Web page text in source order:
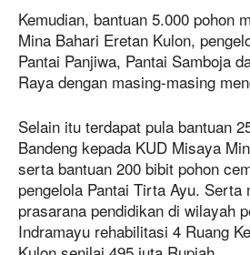
Kemudian, bantuan 5.000 pohon
Mina Bahari Eretan Kulon,
Pantai Panjiwa, Pantai Samboja
Raya dengan masing-masing
Selain itu terdapat pula bantuan
Bandeng kepada KUD Misaya
serta bantuan 200 bibit pohon
pengelola Pantai Tirta Ayu. Serta
prasarana pendidikan di wilayah
Indramayu rehabilitasi 4 Ruang